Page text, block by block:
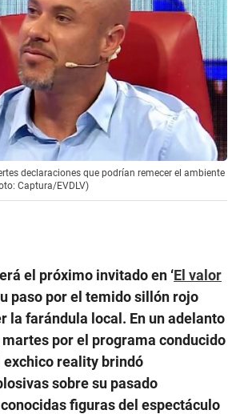
declaraciones que podrían remecer el ambiente
Captura/EVDLV)
el próximo invitado en ‘El valor
paso por el temido sillón rojo
la farándula local. En un adelanto
por el programa conducido
exchico reality brindó
sobre su pasado
figuras del espectáculo